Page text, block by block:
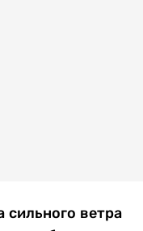
сильного ветра